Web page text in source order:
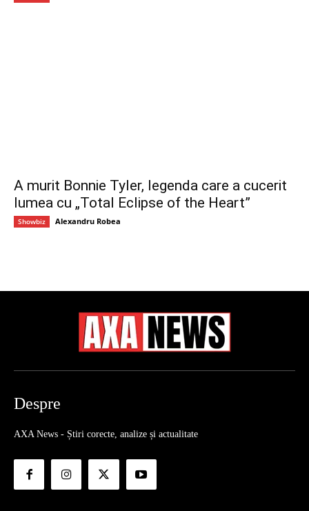
A murit Bonnie Tyler, legenda care a cucerit
lumea cu „Total Eclipse of the Heart”
Showbiz Alexandru Robea
Despre
AXA News - Știri corecte, analize și actualitate